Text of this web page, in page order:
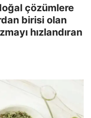
çözümlere
birisi olan
hızlandıran